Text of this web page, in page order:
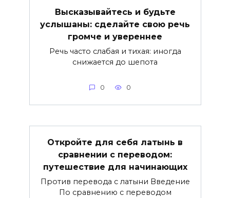
Высказывайтесь и будьте
услышаны: сделайте свою речь
громче и увереннее
Речь часто слабая и тихая: иногда
снижается до шепота
0 0
Откройте для себя латынь в
сравнении с переводом:
путешествие для начинающих
Против перевода с латыни Введение
По сравнению с переводом